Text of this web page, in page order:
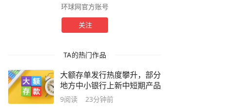
环球网官方账号
关注
TA的热门作品
大额存单发行热度攀升，部分
地方中小银行上新中短期产品
9阅读 23分钟前